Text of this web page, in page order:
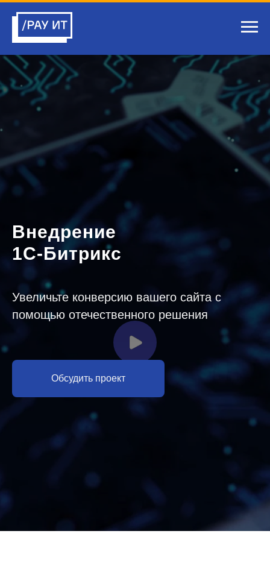
Внедрение
1С-Битрикс
Увеличьте конверсию вашего сайта с
помощью отечественного решения
Обсудить проект